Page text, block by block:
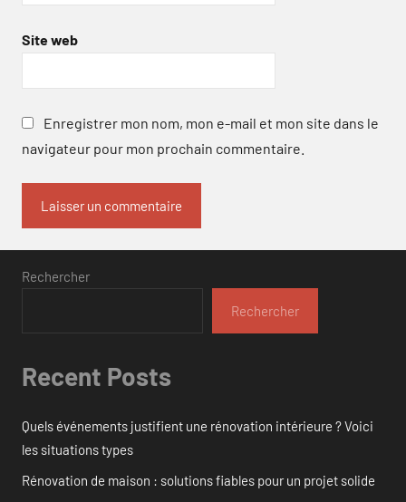
Site web
Enregistrer mon nom, mon e-mail et mon site dans le
navigateur pour mon prochain commentaire.
Rechercher
Rechercher
Recent Posts
Quels événements justifient une rénovation intérieure ? Voici
les situations types
Rénovation de maison : solutions fiables pour un projet solide